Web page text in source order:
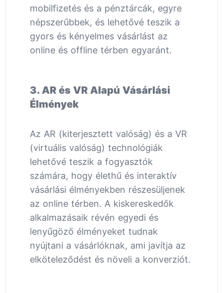
mobilfizetés és a pénztárcák, egyre
népszerűbbek, és lehetővé teszik a
gyors és kényelmes vásárlást az
online és offline térben egyaránt.
3. AR és VR Alapú Vásárlási
Élmények
Az AR (kiterjesztett valóság) és a VR
(virtuális valóság) technológiák
lehetővé teszik a fogyasztók
számára, hogy élethű és interaktív
vásárlási élményekben részesüljenek
az online térben. A kiskereskedők
alkalmazásaik révén egyedi és
lenyűgöző élményeket tudnak
nyújtani a vásárlóknak, ami javítja az
elköteleződést és növeli a konverziót.